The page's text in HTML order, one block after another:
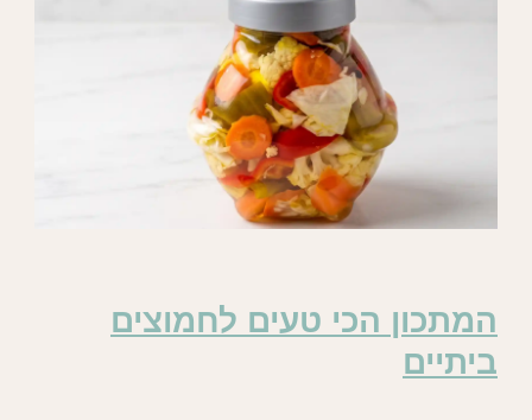
המתכון הכי טעים לחמוצים
ביתיים